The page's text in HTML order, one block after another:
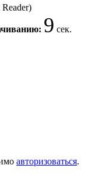
9 сек.
авторизоваться.